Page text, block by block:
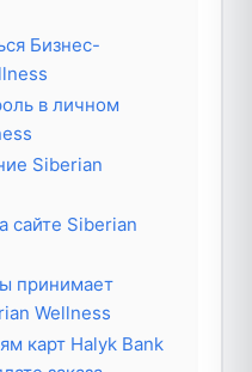
Бизнес-
в личном
Siberian
сайте Siberian
принимает
Wellness
карт Halyk Bank